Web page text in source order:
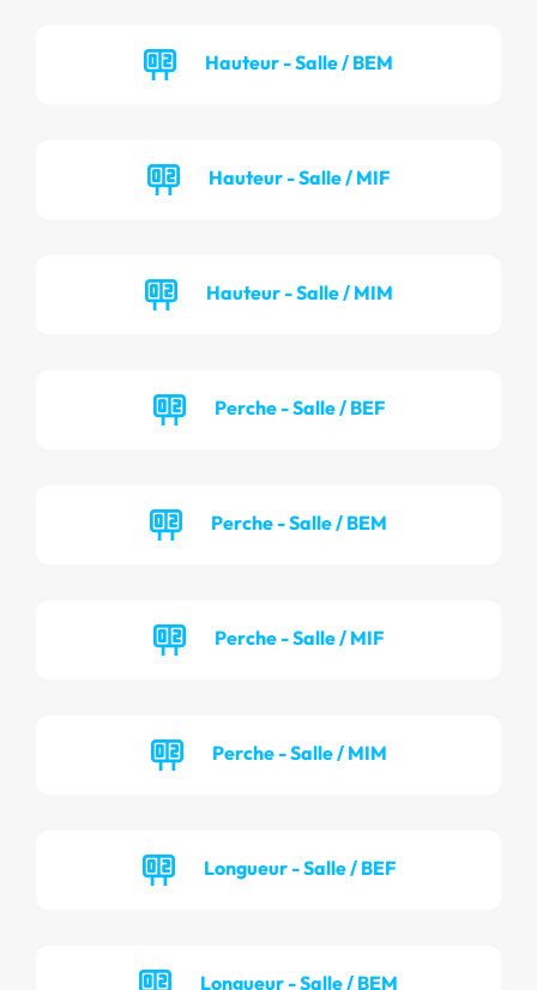
Hauteur - Salle / BEM
Hauteur - Salle / MIF
Hauteur - Salle / MIM
Perche - Salle / BEF
Perche - Salle / BEM
Perche - Salle / MIF
Perche - Salle / MIM
Longueur - Salle / BEF
Longueur - Salle / BEM